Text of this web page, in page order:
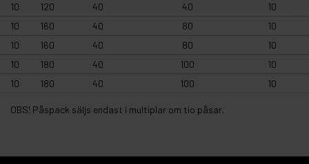
10
120 40 40
10
10
160 40 80
10
10
160 40 80
10
10
180 40 100
10
10
180 40 100 10
OBS! Påspack säljs endast i multiplar om tio påsar.